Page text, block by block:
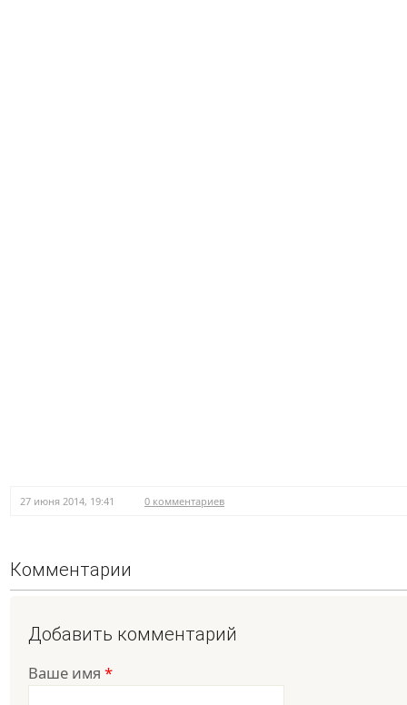
27 июня 2014, 19:41 0 комментариев
Комментарии
Добавить комментарий
Ваше имя *